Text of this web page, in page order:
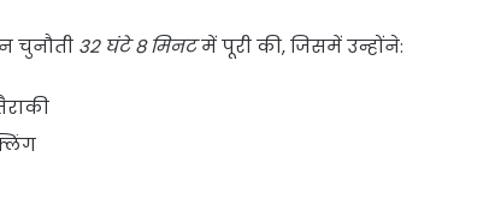
चुनौती 32 घंटे 8 मिनटमें पूरी की, जिसमें उन्होंने: